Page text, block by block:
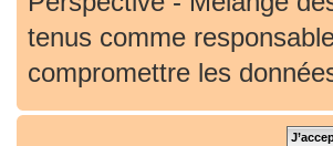
tenus comme
compromettre les